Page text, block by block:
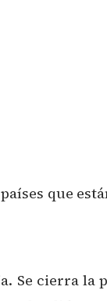
que
Se cierra